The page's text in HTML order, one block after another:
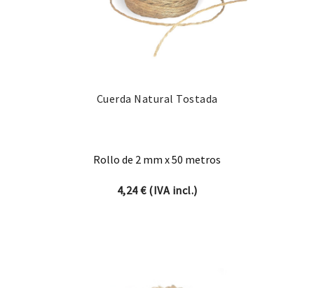
Cuerda Natural Tostada
Rollo de 2 mm x 50 metros
4,24€(IVA incl.)